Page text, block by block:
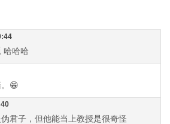
哈哈哈
😁
君子，但他能当上教授是很奇怪